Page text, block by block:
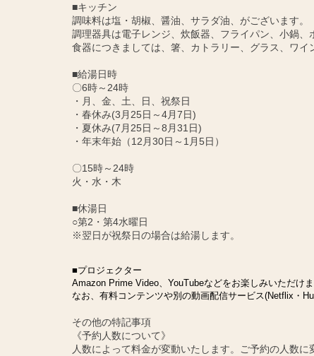
■キッチン
調味料は塩・胡椒、醤油、サラダ油、がございます。
調理器具は電子レンジ、炊飯器、フライパン、小鍋
食器につきましては、箸、カトラリー、グラス、ワ
■給湯日時
〇6時～24時
・月、金、土、日、祝祭日
・春休み(3月25日～4月7日)
・夏休み(7月25日～8月31日)
・年末年始（12月30日～1月5日）
〇15時～24時
火・水・木
■休湯日
○第2・第4水曜日
※翌日が祝祭日の場合は給湯します。
■プロジェクター
Amazon Prime Video、YouTubeなどをお楽しみいただけま
なお、有料コンテンツや別の動画配信サービス(Netflix・
その他の特記事項
《予約人数について》
人数によって料金が変動いたします。ご予約の人数